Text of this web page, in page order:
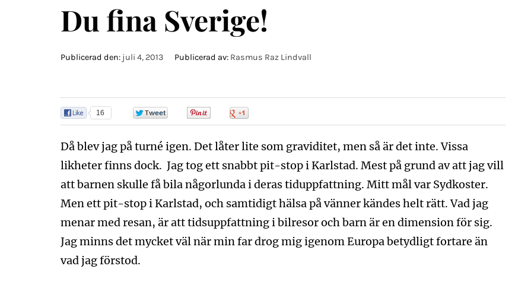
Du fina Sverige!
Publicerad den: juli 4, 2013 Publicerad av: Rasmus Raz Lindvall
16
Då blev jag på turné igen. Det låter lite som graviditet, men så är det inte. Vissa
likheter finns dock. Jag tog ett snabbt pit-stop i Karlstad. Mest på grund av att jag vill
att barnen skulle få bila någorlunda i deras tiduppfattning. Mitt mål var Sydkoster.
Men ett pit-stop i Karlstad, och samtidigt hälsa på vänner kändes helt rätt. Vad jag
menar med resan, är att tidsuppfattning i bilresor och barn är en dimension för sig.
Jag minns det mycket väl när min far drog mig igenom Europa betydligt fortare än
vad jag förstod.